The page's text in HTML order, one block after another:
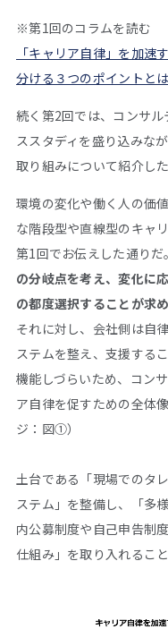
※第1回のコラムを読む
「キャリア自律」を加速
分ける３つのポイントと
続く第2回では、コンサ
ススタディを盛り込みな
取り組みについて紹介した
環境の変化や働く人の価
な階段型や直線型のキャ
第1回でお伝えした通りだ。
の分岐点を考え、変化に
の都度選択することが求
それに対し、会社側は自
ステムを整え、支援する
機能しづらいため、コン
ア自律を促すための全体
ジ：図①）
土台である「現場でのタ
ステム」を整備し、「多
内公募制度や自己申告制
仕組み」を取り入れるこ